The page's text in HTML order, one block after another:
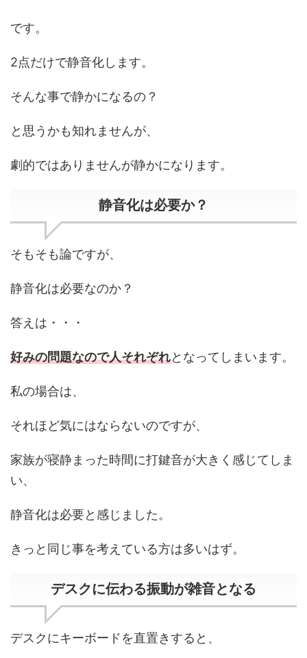
です。
2点だけで静音化します。
そんな事で静かになるの？
と思うかも知れませんが、
劇的ではありませんが静かになります。
静音化は必要か？
そもそも論ですが、
静音化は必要なのか？
答えは・・・
好みの問題なので人それぞれとなってしまいます。
私の場合は、
それほど気にはならないのですが、
家族が寝静まった時間に打鍵音が大きく感じてしま
い、
静音化は必要と感じました。
きっと同じ事を考えている方は多いはず。
デスクに伝わる振動が雑音となる
デスクにキーボードを直置きすると、